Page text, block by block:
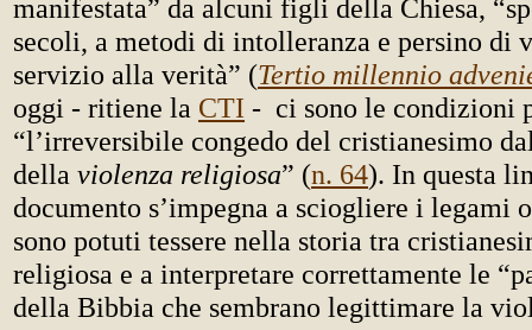
manifestata” da alcuni figli della Chiesa,
secoli, a metodi di intolleranza e persino di
servizio alla verità” (Tertio millennio
oggi - ritiene la CTI - ci sono le condizioni
“l’irreversibile congedo del cristianesimo
della violenza religiosa” (n. 64). In questa
documento s’impegna a sciogliere i legami
sono potuti tessere nella storia tra
religiosa e a interpretare correttamente le
della Bibbia che sembrano legittimare la